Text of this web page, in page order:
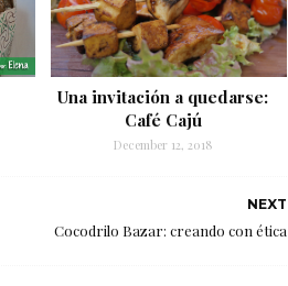
Una invitación a quedarse:
Café Cajú
December 12, 2018
NEXT
Cocodrilo Bazar: creando con ética